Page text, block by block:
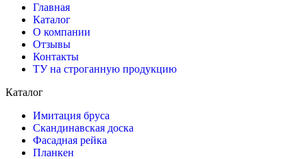
Главная
Каталог
О компании
Отзывы
Контакты
ТУ на строганную продукцию
Каталог
Имитация бруса
Скандинавская доска
Фасадная рейка
Планкен